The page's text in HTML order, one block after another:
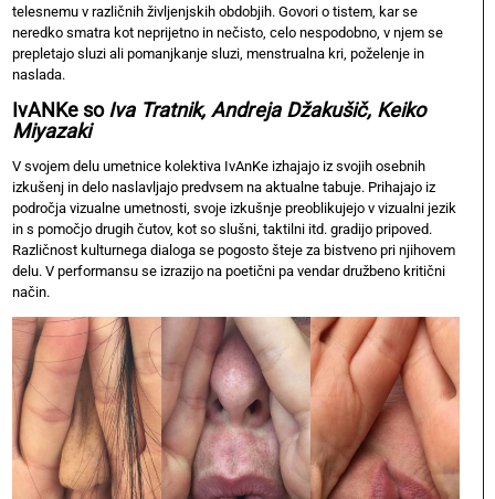
telesnemu v različnih življenjskih obdobjih. Govori o tistem, kar se
neredko smatra kot neprijetno in nečisto, celo nespodobno, v njem se
prepletajo sluzi ali pomanjkanje sluzi, menstrualna kri, poželenje in
naslada.
IvANKesoIva Tratnik, Andreja Džakušič, Keiko
Miyazaki
V svojem delu umetnice kolektiva IvAnKe izhajajo iz svojih osebnih
izkušenj in delo naslavljajo predvsem na aktualne tabuje. Prihajajo iz
področja vizualne umetnosti, svoje izkušnje preoblikujejo v vizualni jezik
in s pomočjo drugih čutov, kot so slušni, taktilni itd. gradijo pripoved.
Različnost kulturnega dialoga se pogosto šteje za bistveno pri njihovem
delu. V performansu se izrazijo na poetični pa vendar družbeno kritični
način.